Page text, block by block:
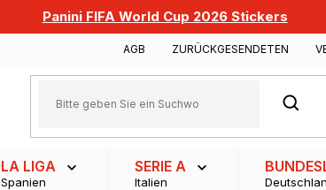
Panini FIFA World Cup 2026 Stickers
AGB ZURÜCKGESENDETEN
SUCHEN
LA LIGA
Spanien
SERIE A
Italien